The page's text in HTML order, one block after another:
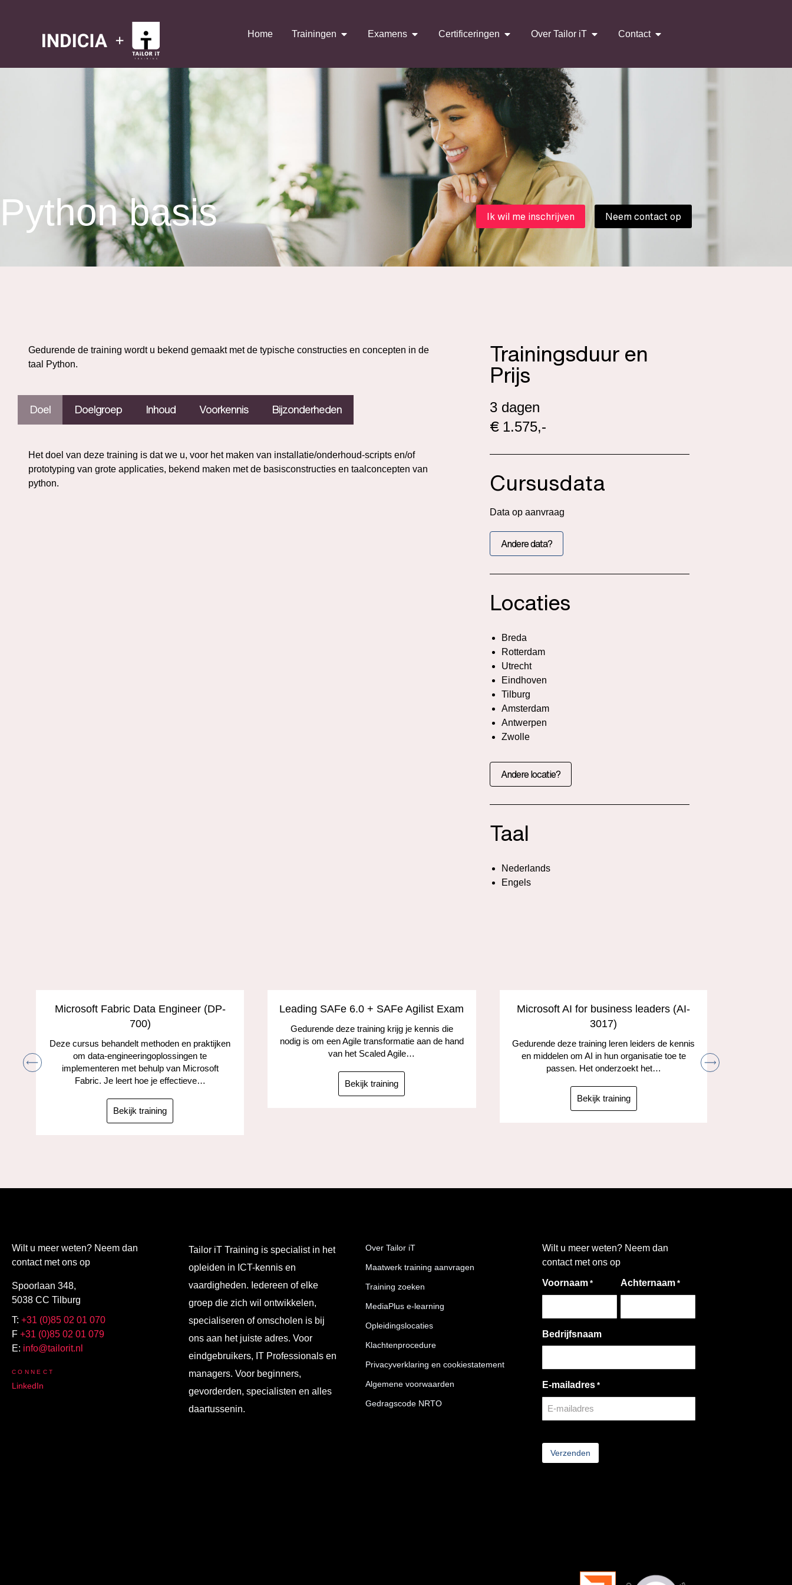
Home Trainingen Examens Certificeringen Over Tailor iT Contact
Python basis Ik wil me inschrijven Neem contact op
Gedurende de training wordt u bekend gemaakt met de typische constructies en concepten in de
taal Python.
Doel Doelgroep Inhoud Voorkennis Bijzonderheden
Het doel van deze training is dat we u, voor het maken van installatie/onderhoud-scripts en/of
prototyping van grote applicaties, bekend maken met de basisconstructies en taalconcepten van
python.
Trainingsduur en
Prijs
3 dagen
€ 1.575,-
Cursusdata
Data op aanvraag
Andere data?
Locaties
Breda
Rotterdam
Utrecht
Eindhoven
Tilburg
Amsterdam
Antwerpen
Zwolle
Andere locatie?
Taal
Nederlands
Engels
Microsoft Fabric Data Engineer (DP-
700)
Deze cursus behandelt methoden en praktijken
om data-engineeringoplossingen te
implementeren met behulp van Microsoft
Fabric. Je leert hoe je effectieve…
Bekijk training
Leading SAFe 6.0 + SAFe Agilist Exam
Gedurende deze training krijg je kennis die
nodig is om een Agile transformatie aan de hand
van het Scaled Agile…
Bekijk training
Microsoft AI for business leaders (AI-
3017)
Gedurende deze training leren leiders de kennis
en middelen om AI in hun organisatie toe te
passen. Het onderzoekt het…
Bekijk training
Wilt u meer weten? Neem dan
contact met ons op
Spoorlaan 348,
5038 CC Tilburg
T: +31 (0)85 02 01 070
F +31 (0)85 02 01 079
E: info@tailorit.nl
CONNECT
LinkedIn
Tailor iT Training is specialist in het
opleiden in ICT-kennis en
vaardigheden. Iedereen of elke
groep die zich wil ontwikkelen,
specialiseren of omscholen is bij
ons aan het juiste adres. Voor
eindgebruikers, IT Professionals en
managers. Voor beginners,
gevorderden, specialisten en alles
daartussenin.
Over Tailor iT
Maatwerk training aanvragen
Training zoeken
MediaPlus e-learning
Opleidingslocaties
Klachtenprocedure
Privacyverklaring en cookiestatement
Algemene voorwaarden
Gedragscode NRTO
Wilt u meer weten? Neem dan
contact met ons op
Voornaam * Achternaam *
Bedrijfsnaam
E-mailadres *